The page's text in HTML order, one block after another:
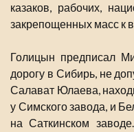
казаков, рабочих,
закрепощенных масс к
Голицын предписал
дорогу в Сибирь, не
Салават Юлаева,
у Симского завода, и
на Саткинском